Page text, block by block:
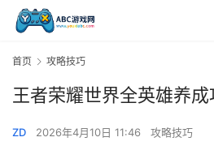
首页 攻略技巧
王者荣耀世界全英雄养成
ZD 2026年4月10日 11:46 攻略技巧